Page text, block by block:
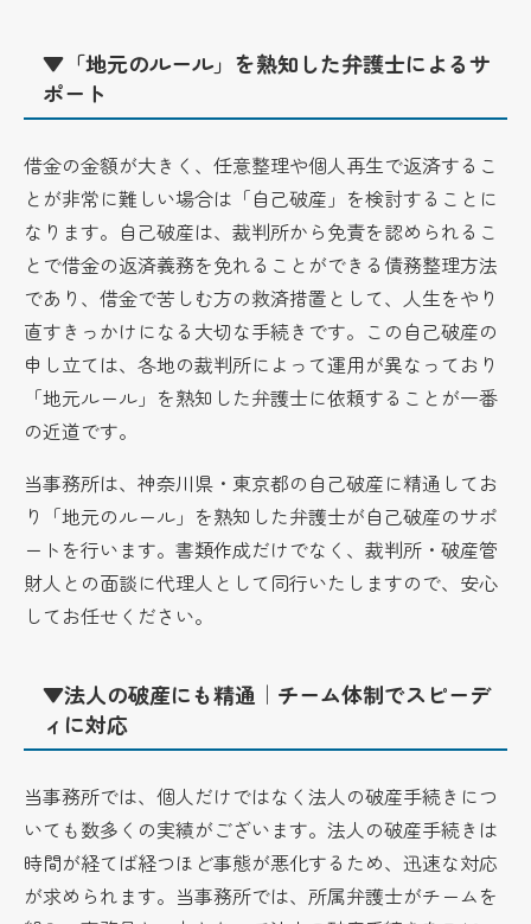
▼「地元のルール」を熟知した弁護士によるサ
ポート
借金の金額が大きく、任意整理や個人再生で返済するこ
とが非常に難しい場合は「自己破産」を検討することに
なります。自己破産は、裁判所から免責を認められるこ
とで借金の返済義務を免れることができる債務整理方法
であり、借金で苦しむ方の救済措置として、人生をやり
直すきっかけになる大切な手続きです。この自己破産の
申し立ては、各地の裁判所によって運用が異なっており
「地元ルール」を熟知した弁護士に依頼することが一番
の近道です。
当事務所は、神奈川県・東京都の自己破産に精通してお
り「地元のルール」を熟知した弁護士が自己破産のサポ
ートを行います。書類作成だけでなく、裁判所・破産管
財人との面談に代理人として同行いたしますので、安心
してお任せください。
▼法人の破産にも精通｜チーム体制でスピーデ
ィに対応
当事務所では、個人だけではなく法人の破産手続きにつ
いても数多くの実績がございます。法人の破産手続きは
時間が経てば経つほど事態が悪化するため、迅速な対応
が求められます。当事務所では、所属弁護士がチームを